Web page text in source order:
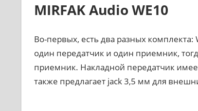
MIRFAK Audio WE10
Во-первых, есть два разных комплекта:
один передатчик и один приемник,
приемник. Накладной передатчик
также предлагает jack 3,5 мм для